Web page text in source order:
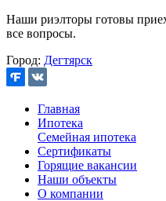
Наши риэлторы готовы
все вопросы.
Город: Дегтярск
Главная
Ипотека
Семейная ипотека
Сертификаты
Горящие вакансии
Наши объекты
О компании